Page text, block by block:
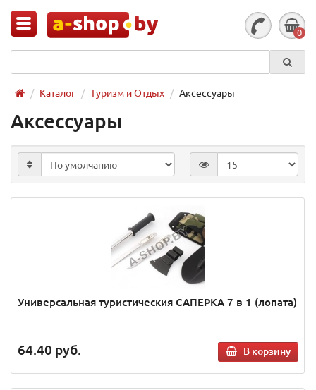
0
Каталог Туризм и Отдых Аксессуары
Аксессуары
Универсальная туристическия САПЕРКА 7 в 1 (лопата)
64.40 руб. В корзину